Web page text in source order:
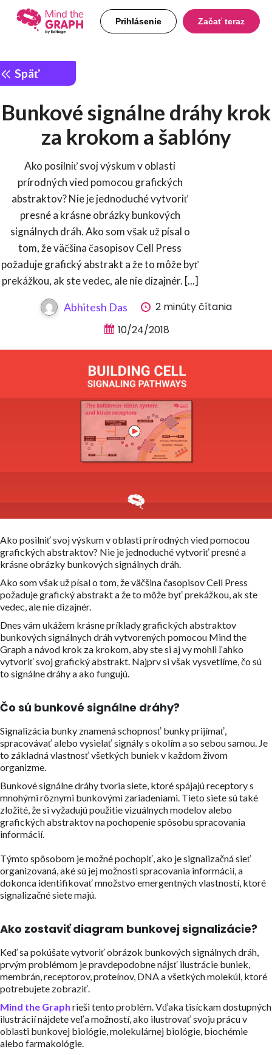
Prihlásenie Začať teraz
Späť
Bunkové signálne dráhy krok
za krokom a šablóny
Ako posilniť svoj výskum v oblasti
prírodných vied pomocou grafických
abstraktov? Nie je jednoduché vytvoriť
presné a krásne obrázky bunkových
signálnych dráh. Ako som však už písal o
tom, že väčšina časopisov Cell Press
požaduje grafický abstrakt a že to môže byť
prekážkou, ak ste vedec, ale nie dizajnér. [...]
Abhitesh Das
2 minúty čítania
10/24/2018
Ako posilniť svoj výskum v oblasti prírodných vied pomocou
grafických abstraktov? Nie je jednoduché vytvoriť presné a
krásne obrázky bunkových signálnych dráh.
Ako som však už písal o tom, že väčšina časopisov Cell Press
požaduje grafický abstrakt a že to môže byť prekážkou, ak ste
vedec, ale nie dizajnér.
Dnes vám ukážem krásne príklady grafických abstraktov
bunkových signálnych dráh vytvorených pomocou Mind the
Graph a návod krok za krokom, aby ste si aj vy mohli ľahko
vytvoriť svoj grafický abstrakt. Najprv si však vysvetlíme, čo sú
to signálne dráhy a ako fungujú.
Čo sú bunkové signálne dráhy?
Signalizácia bunky znamená schopnosť bunky prijímať,
spracovávať alebo vysielať signály s okolím a so sebou samou. Je
to základná vlastnosť všetkých buniek v každom živom
organizme.
Bunkové signálne dráhy tvoria siete, ktoré spájajú receptory s
mnohými rôznymi bunkovými zariadeniami. Tieto siete sú také
zložité, že si vyžadujú použitie vizuálnych modelov alebo
grafických abstraktov na pochopenie spôsobu spracovania
informácií.
Týmto spôsobom je možné pochopiť, ako je signalizačná sieť
organizovaná, aké sú jej možnosti spracovania informácií, a
dokonca identifikovať množstvo emergentných vlastností, ktoré
signalizačné siete majú.
Ako zostaviť diagram bunkovej signalizácie?
Keď sa pokúšate vytvoriť obrázok bunkových signálnych dráh,
prvým problémom je pravdepodobne nájsť ilustrácie buniek,
membrán, receptorov, proteínov, DNA a všetkých molekúl, ktoré
potrebujete zobraziť.
Mind the Graph rieši tento problém. Vďaka tisíckam dostupných
ilustrácií nájdete veľa možností, ako ilustrovať svoju prácu v
oblasti bunkovej biológie, molekulárnej biológie, biochémie
alebo farmakológie.